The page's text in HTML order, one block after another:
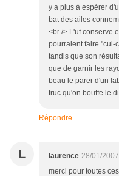
y a plus à espérer
bat des ailes
<br /> L'uf
pourraient faire "cui-
tandis que son
que de garnir les
beau le parer d'un
truc qu'on bouffe le
Répondre
L laurence 28/01/
merci pour toutes